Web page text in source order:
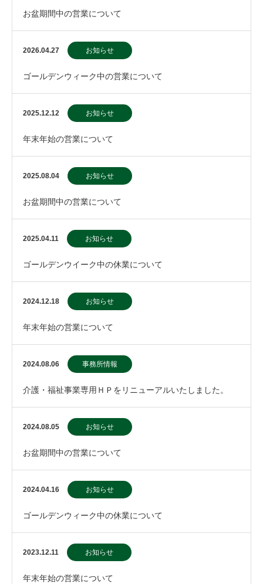
お盆期間中の営業について
2026.04.27 お知らせ
ゴールデンウィーク中の営業について
2025.12.12 お知らせ
年末年始の営業について
2025.08.04 お知らせ
お盆期間中の営業について
2025.04.11 お知らせ
ゴールデンウイーク中の休業について
2024.12.18 お知らせ
年末年始の営業について
2024.08.06 事務所情報
介護・福祉事業専用ＨＰをリニューアルいたしました。
2024.08.05 お知らせ
お盆期間中の営業について
2024.04.16 お知らせ
ゴールデンウィーク中の休業について
2023.12.11 お知らせ
年末年始の営業について